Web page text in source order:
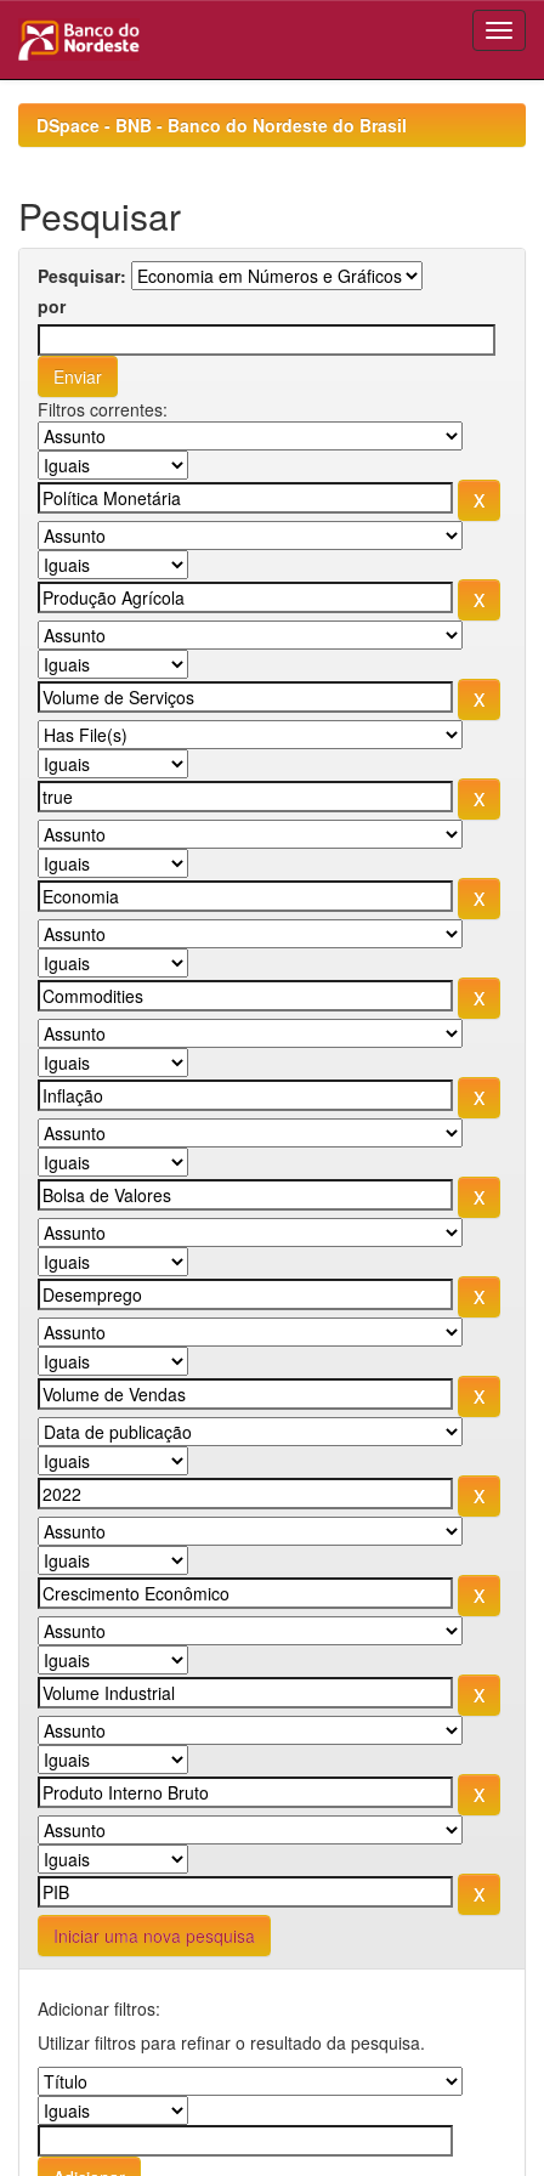
navigationDSpace - BNB - Banco do Nordeste do Brasil
Pesquisar
Pesquisar:
por
Filtros correntes:
Iniciar uma nova pesquisa
Adicionar filtros:
Utilizar filtros para refinar o resultado da pesquisa.